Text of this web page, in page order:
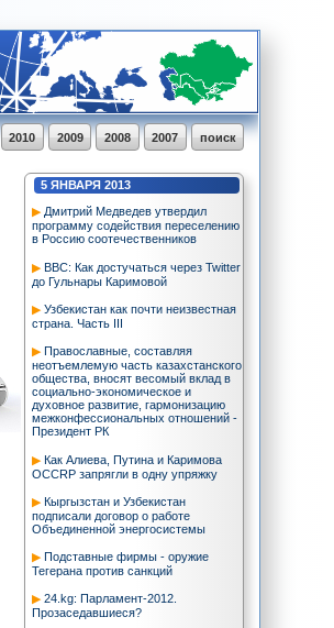
поиск
2007
2008
2009
2010
5 ЯНВАРЯ 2013
Дмитрий Медведев утвердил
программу содействия переселению
в Россию соотечественников
BBC: Как достучаться через Twitter
до Гульнары Каримовой
Узбекистан как почти неизвестная
страна. Часть III
Православные, составляя
неотъемлемую часть казахстанского
общества, вносят весомый вклад в
социально-экономическое и
духовное развитие, гармонизацию
межконфессиональных отношений -
Президент РК
Как Алиева, Путина и Каримова
OCCRP запрягли в одну упряжку
Кыргызстан и Узбекистан
подписали договор о работе
Объединенной энергосистемы
Подставные фирмы - оружие
Тегерана против санкций
24.kg: Парламент-2012.
Прозаседавшиеся?